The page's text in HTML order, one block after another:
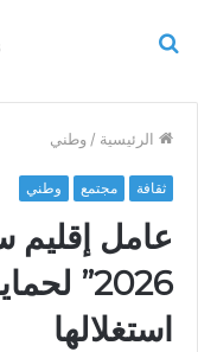
الرئيسية / وطني
ثقافة مجتمع وطني
عامل إقليم
2026”
استغلالها